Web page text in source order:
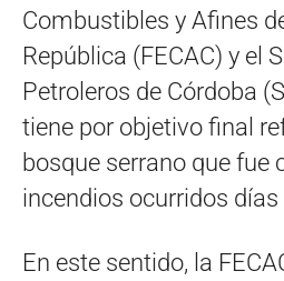
Combustibles y Afines
República (FECAC) y el
Petroleros de Córdoba
tiene por objetivo final
bosque serrano que fue
incendios ocurridos días
En este sentido, la